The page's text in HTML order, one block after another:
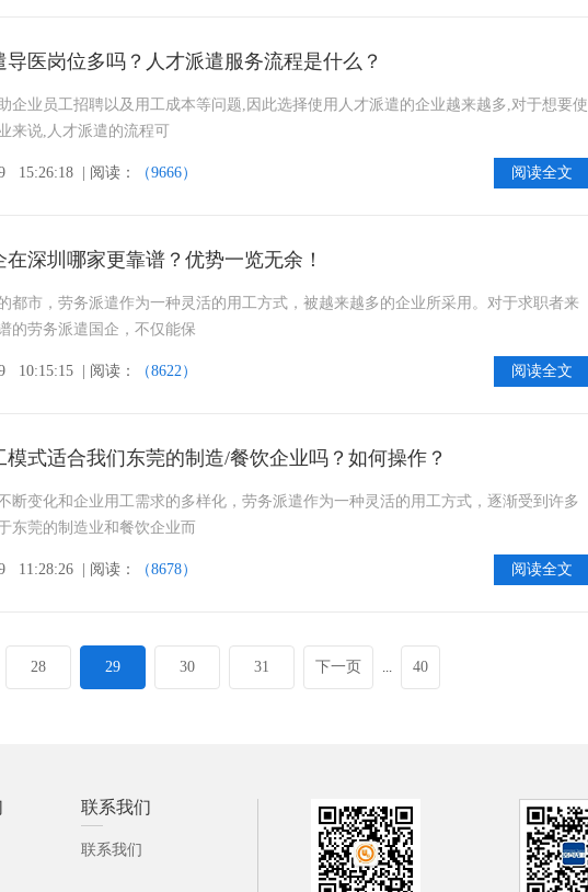
导医岗位多吗？人才派遣服务流程是什么？
企业员工招聘以及用工成本等问题,因此选择使用人才派遣的企业越来越多,对于想要使
来说,人才派遣的流程可
15:26:18 | 阅读： （9666） 阅读全文
深圳哪家更靠谱？优势一览无余！
都市，劳务派遣作为一种灵活的用工方式，被越来越多的企业所采用。对于求职者来
的劳务派遣国企，不仅能保
10:15:15 | 阅读： （8622） 阅读全文
模式适合我们东莞的制造/餐饮企业吗？如何操作？
断变化和企业用工需求的多样化，劳务派遣作为一种灵活的用工方式，逐渐受到许多
东莞的制造业和餐饮企业而
11:28:26 | 阅读： （8678） 阅读全文
28 29 30 31 下一页 ... 40
联系我们
联系我们